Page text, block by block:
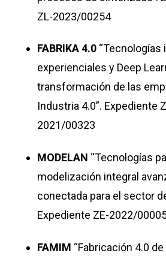
ZL-2023/00254
FABRIKA 4.0 “Tecnologías
experienciales y Deep
transformación de las
Industria 4.0”. Expediente
2021/00323
MODELAN “Tecnologías
modelización integral
conectada para el sector
Expediente ZE-2022/
FAMIM “Fabricación 4.0